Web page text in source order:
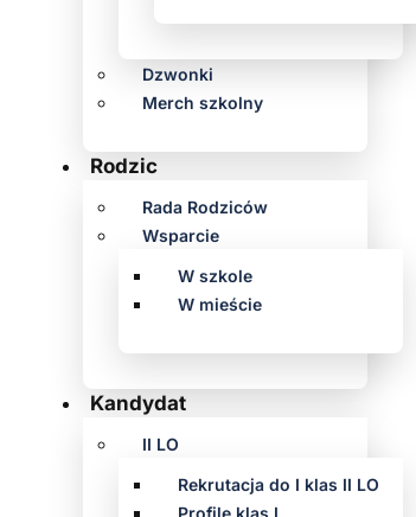
Dzwonki
Merch szkolny
Rodzic
Rada Rodziców
Wsparcie
W szkole
W mieście
Kandydat
II LO
Rekrutacja do I klas II LO
Profile klas I